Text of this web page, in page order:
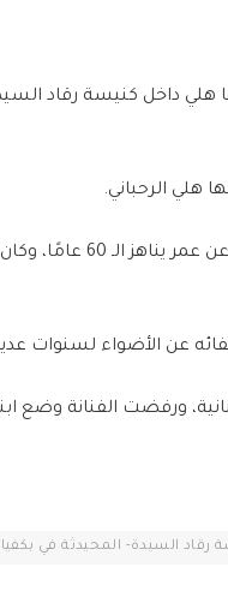
هلي داخل كنيسة رقاد
هلي الرحباني.
ورحل عن عالمنا يوم الخميس الماضي، ابن السيدة
عن الأضواء لسنوات
ورفضت الفنانة وضع
رقاد السيدة- المحيدثة في بكفيا